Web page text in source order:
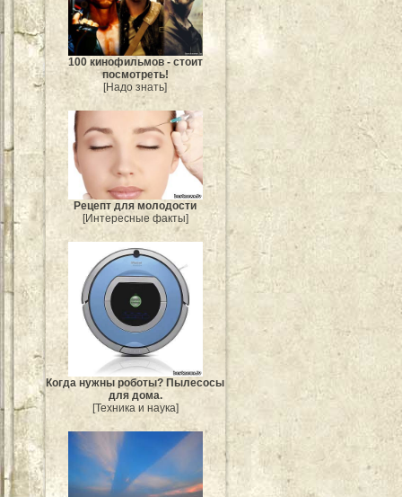
100 кинофильмов - стоит
посмотреть!
[Надо знать]
Рецепт для молодости
[Интересные факты]
Когда нужны роботы? Пылесосы
для дома.
[Техника и наука]